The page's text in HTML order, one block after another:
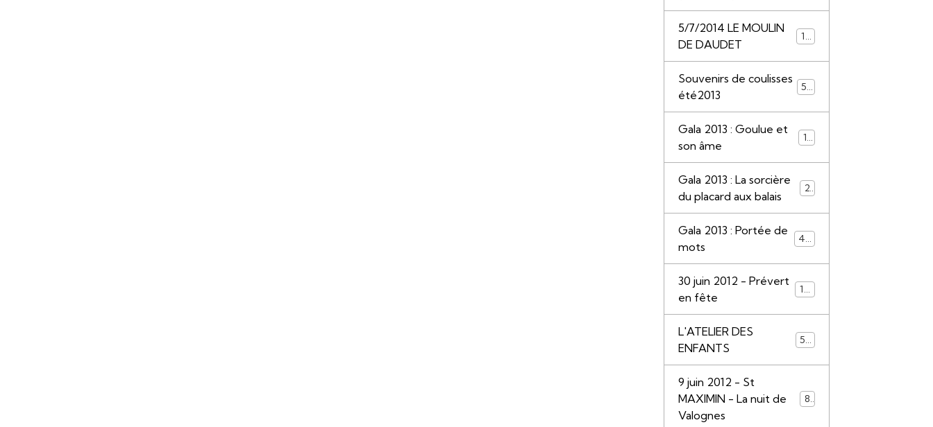
5/7/2014 LE MOULIN
DE DAUDET
117
Souvenirs de coulisses
été2013
50
Gala 2013 : Goulue et
son âme
13
Gala 2013 : La sorcière
du placard aux balais
22
Gala 2013 : Portée de
mots
44
30 juin 2012 - Prévert
en fête
110
L'ATELIER DES
ENFANTS
55
9 juin 2012 - St
MAXIMIN - La nuit de
Valognes
85